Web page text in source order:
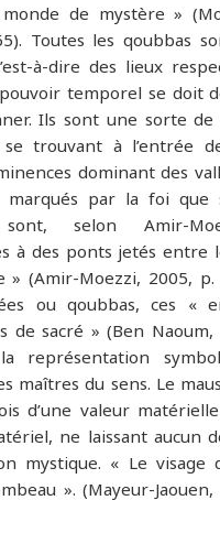
de mystère »
Toutes les qoubbas
à-dire des lieux
temporel se doit
Ils sont une sorte
trouvant à l’entrée
dominant des
marqués par la foi que
sont, selon Amir-
à des ponts jetés entre
» (Amir-Moezzi, 2005,
ou qoubbas, ces «
de sacré » (Ben
représentation
maîtres du sens. Le
d’une valeur
ne laissant aucun
mystique. « Le visage
». (Mayeur-